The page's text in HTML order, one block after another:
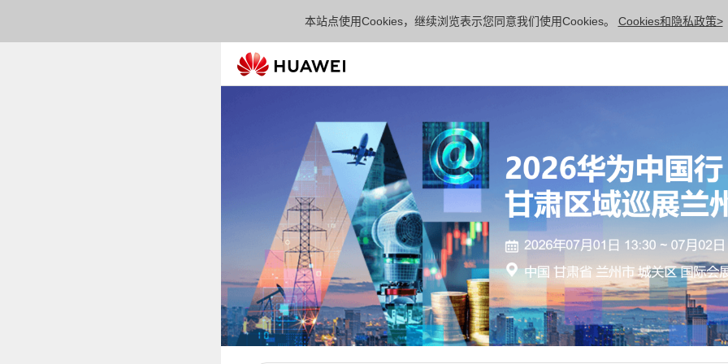
本站点使用Cookies，继续浏览表示您同意我们使用Cookies。 Cookies和隐私政策>